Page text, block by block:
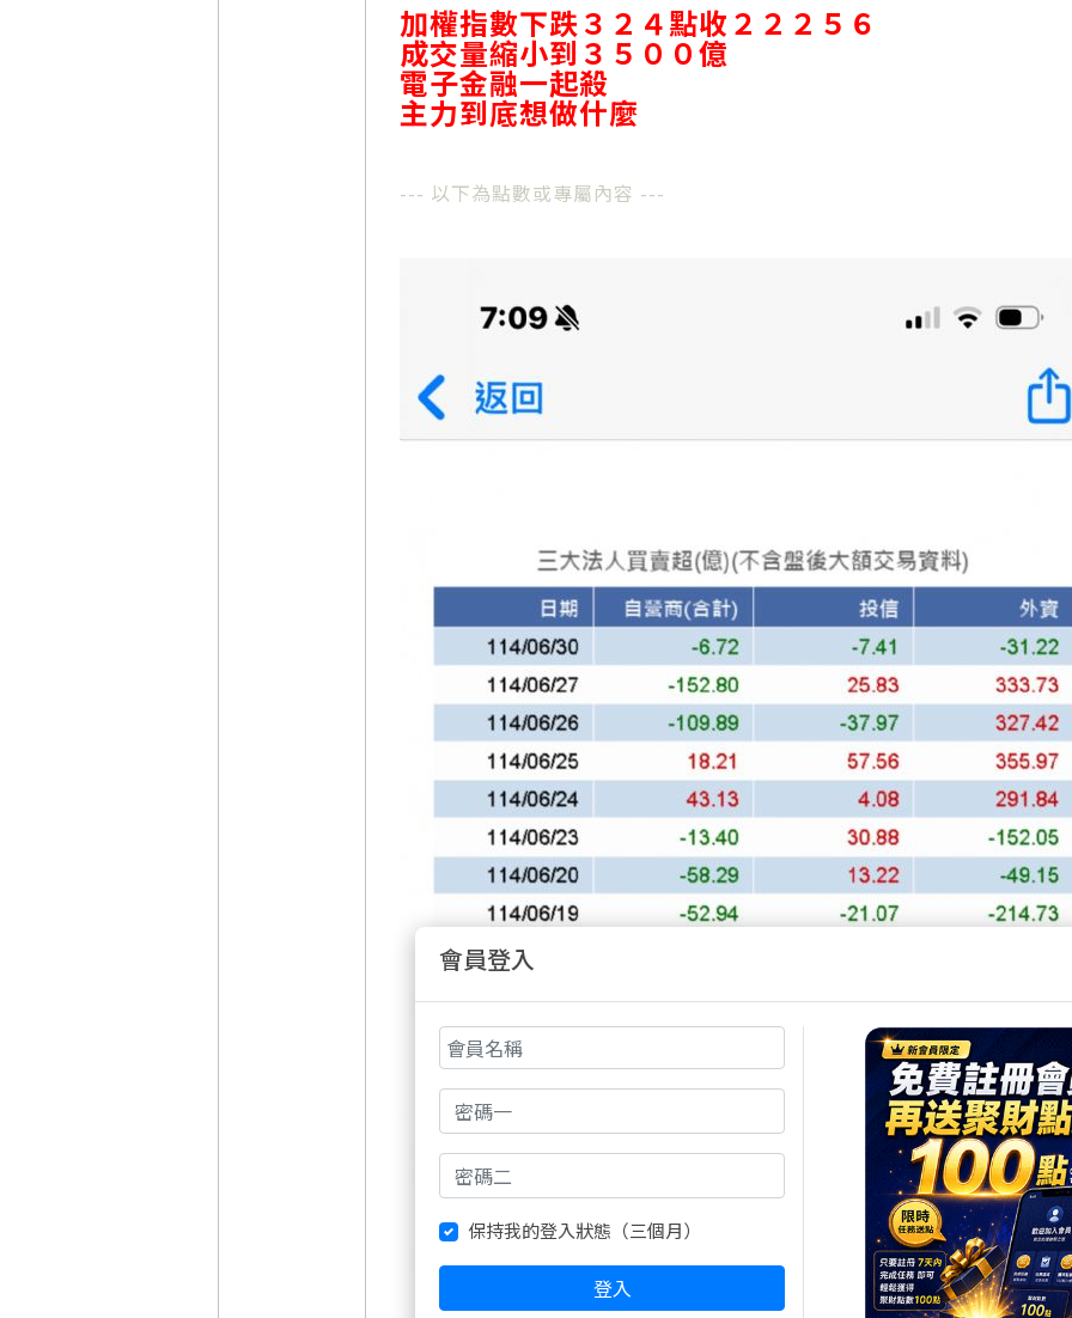
加權指數下跌３２４點收２２２５６
成交量縮小到３５００億
電子金融一起殺
主力到底想做什麼
--- 以下為點數或專屬內容 ---
會員登入
保持我的登入狀態（三個月）
登入